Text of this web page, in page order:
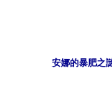
安娜的暴肥之